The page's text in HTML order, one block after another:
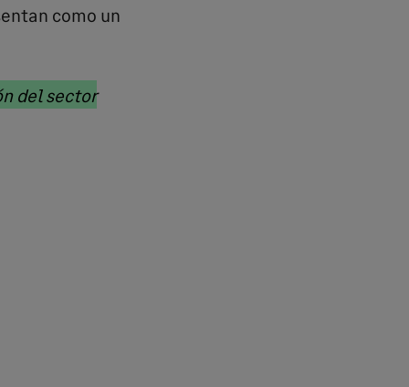
como un
del sector